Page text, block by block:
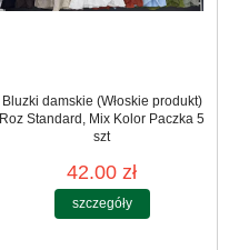
Bluzki damskie (Włoskie produkt)
Roz Standard, Mix Kolor Paczka 5
szt
42.00 zł
szczegóły